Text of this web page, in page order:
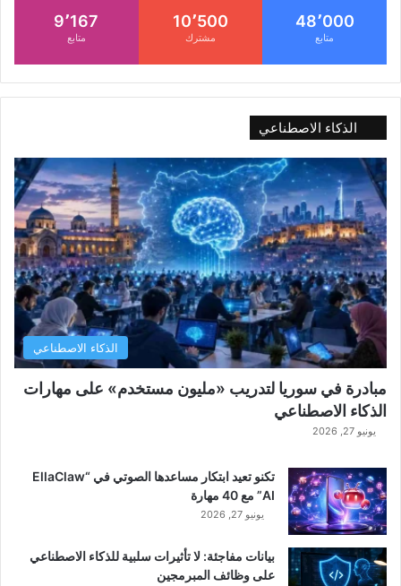
48٬000
متابع
10٬500
مشترك
9٬167
متابع
الذكاء الاصطناعي
الذكاء الاصطناعي
مبادرة في سوريا لتدريب «مليون مستخدم» على مهارات
الذكاء الاصطناعي
يونيو 27, 2026
تكنو تعيد ابتكار مساعدها الصوتي في “EllaClaw
AI” مع 40 مهارة
يونيو 27, 2026
بيانات مفاجئة: لا تأثيرات سلبية للذكاء الاصطناعي
على وظائف المبرمجين